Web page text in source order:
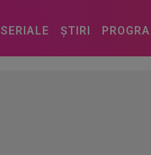
SERIALE ȘTIRI